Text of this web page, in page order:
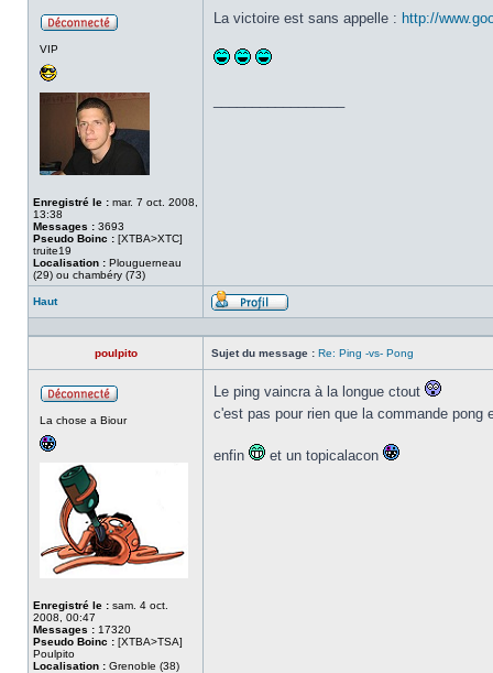
VIP
Enregistré le : mar. 7 oct. 2008,
13:38
Messages : 3693
Pseudo Boinc : [XTBA>XTC]
truite19
Localisation : Plouguerneau
(29) ou chambéry (73)
La victoire est sans appelle : http://
Haut
Profil
poulpito Sujet du message : Re: Ping -vs- Pong
ligne
La chose a Biour
Enregistré le : sam. 4 oct.
2008, 00:47
Messages : 17320
Pseudo Boinc : [XTBA>TSA]
Poulpito
Localisation : Grenoble (38)
Le ping vaincra à la longue ctout
c'est pas pour rien que la commande pong
enfin et un topicalacon